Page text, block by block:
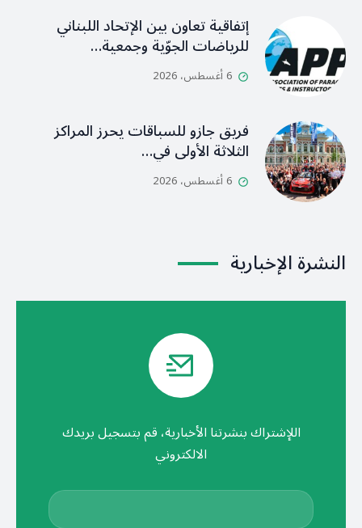
إتفاقية تعاون بين الإتحاد اللبناني
للرياضات الجوّية وجمعية…
6 أغسطس، 2026
فريق جازو للسباقات يحرز المراكز
الثلاثة الأولى في…
6 أغسطس، 2026
النشرة الإخبارية
اللإشتراك بنشرتنا الأخبارية، قم بتسجيل بريدك
الالكتروني